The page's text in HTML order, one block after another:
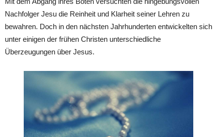
Nachfolger Jesu die Reinheit und Klarheit seiner Lehren zu
bewahren. Doch in den nächsten Jahrhunderten entwickelten sich
unter einigen der frühen Christen unterschiedliche
Überzeugungen über Jesus.